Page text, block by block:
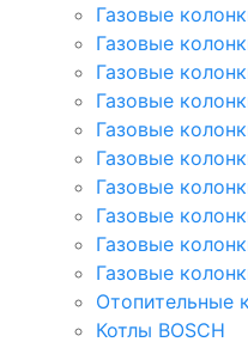
Газовые
Газовые
Газовые
Газовые
Газовые
Газовые
Газовые
Газовые
Газовые
Газовые
Отопительные
Котлы BOSCH